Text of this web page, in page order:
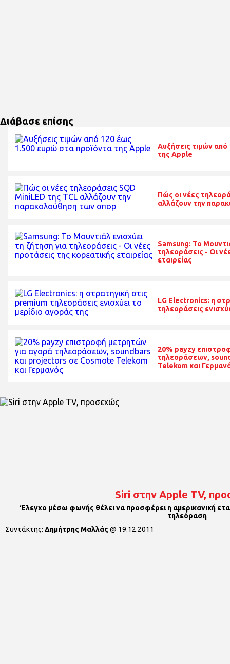
Διάβασε επίσης
Αυξήσεις τιμών
της Apple
Πώς οι νέες
αλλάζουν την
Samsung: Το
τηλεοράσεις - Οι
εταιρείας
LG Electronics: η
τηλεοράσεις
20% payzy
τηλεοράσεων,
Telekom και
Siri στην Apple TV,
Έλεγχο μέσω φωνής θέλει να προσφέρει η αμερικανική
τηλεόραση
Συντάκτης: Δημήτρης Μαλλάς @ 19.12.2011